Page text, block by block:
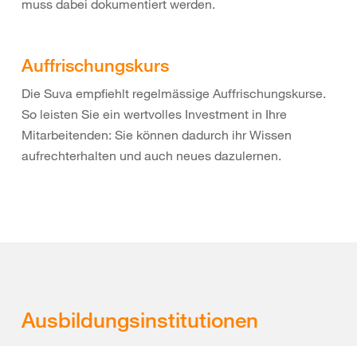
muss dabei dokumentiert werden.
Auffrischungskurs
Die Suva empfiehlt regelmässige Auffrischungskurse.
So leisten Sie ein wertvolles Investment in Ihre
Mitarbeitenden: Sie können dadurch ihr Wissen
aufrechterhalten und auch neues dazulernen.
Ausbildungsinstitutionen